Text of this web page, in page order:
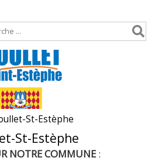
St-Estèphe
St-Estèphe
NOTRE COMMUNE :